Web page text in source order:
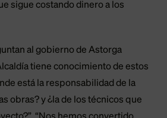
sigue costando dinero a los
al gobierno de Astorga
tiene conocimiento de estos
está la responsabilidad de la
obras? y ¿la de los técnicos que